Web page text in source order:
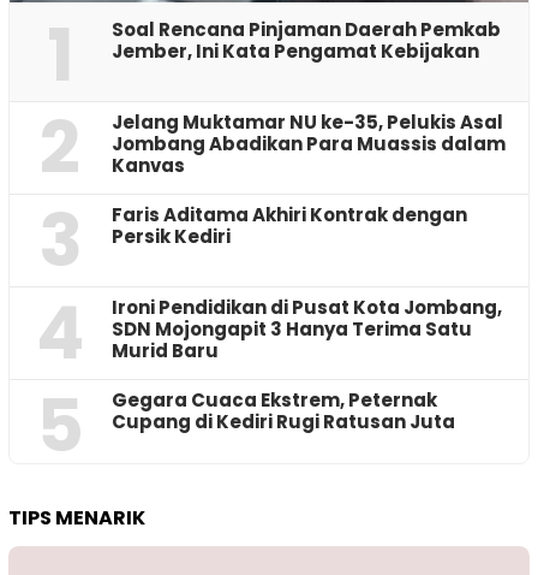
1
‎Soal Rencana Pinjaman Daerah Pemkab
Jember, Ini Kata Pengamat Kebijakan ‎
2
Jelang Muktamar NU ke-35, Pelukis Asal
Jombang Abadikan Para Muassis dalam
Kanvas
3
Faris Aditama Akhiri Kontrak dengan
Persik Kediri
4
Ironi Pendidikan di Pusat Kota Jombang,
SDN Mojongapit 3 Hanya Terima Satu
Murid Baru
5
‎Gegara Cuaca Ekstrem, Peternak
Cupang di Kediri Rugi Ratusan Juta
TIPS MENARIK